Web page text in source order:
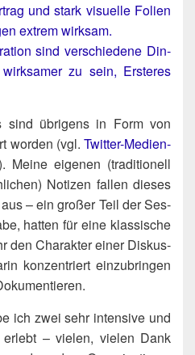
und stark visu­el­le Foli­en
extrem wirksam.
sind ver­schie­de­ne Din­
zu sein, Ers­te­res
sind übri­gens in Form von
wor­den (vgl. Twit­ter-Medi­en­
Mei­ne eige­nen (tra­di­tio­nell
Noti­zen fal­len die­ses
– ein gro­ßer Teil der Ses­
hat­ten für eine klas­si­sche
den Cha­rak­ter einer Dis­kus­
kon­zen­triert ein­zu­brin­gen
ich zwei sehr inten­si­ve und
– vie­len, vie­len Dank